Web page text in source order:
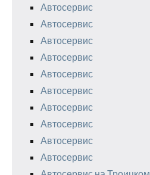
Автосервис
Автосервис
Автосервис
Автосервис
Автосервис
Автосервис
Автосервис
Автосервис
Автосервис
Автосервис